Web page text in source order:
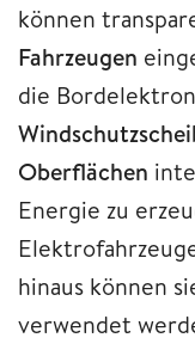
können
Fahrzeugen
die
Oberflächen
Energie zu
hinaus können
verwendet